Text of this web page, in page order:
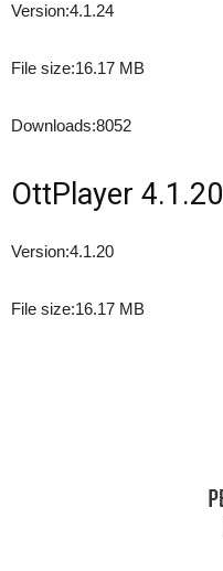
Version:4.1.24
File size:16.17 MB
Downloads:8052
OttPlayer 4.1.20
Version:4.1.20
File size:16.17 MB